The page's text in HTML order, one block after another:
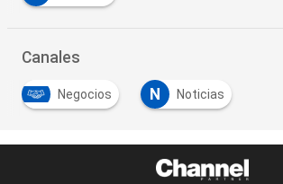
Canales
Negocios N Noticias